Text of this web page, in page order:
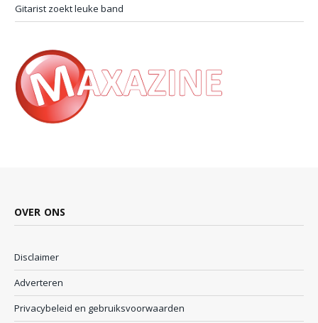
Gitarist zoekt leuke band
OVER ONS
Disclaimer
Adverteren
Privacybeleid en gebruiksvoorwaarden